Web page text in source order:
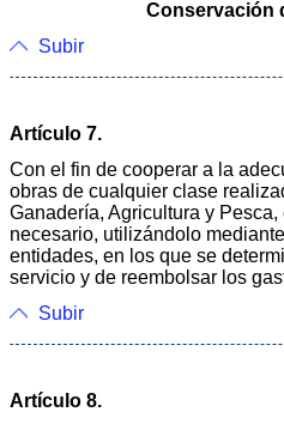
Conservación
Subir
Artículo 7.
Con el fin de cooperar a la
obras de cualquier clase
Ganadería, Agricultura y
necesario, utilizándolo
entidades, en los que se
servicio y de reembolsar los
Subir
Artículo 8.